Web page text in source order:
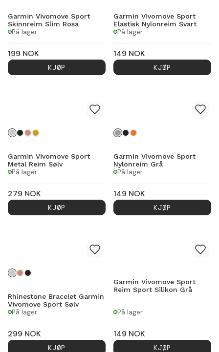
Garmin Vivomove Sport
Skinnreim Slim Rosa
På lager
199 NOK
KJØP
Garmin Vivomove Sport
Elastisk Nylonreim Svart
På lager
149 NOK
KJØP
Garmin Vivomove Sport
Metal Reim Sølv
På lager
279 NOK
KJØP
Garmin Vivomove Sport
Nylonreim Grå
På lager
149 NOK
KJØP
Rhinestone Bracelet Garmin
Vivomove Sport Sølv
På lager
299 NOK
KJØP
Garmin Vivomove Sport
Reim Sport Silikon Grå
På lager
149 NOK
KJØP